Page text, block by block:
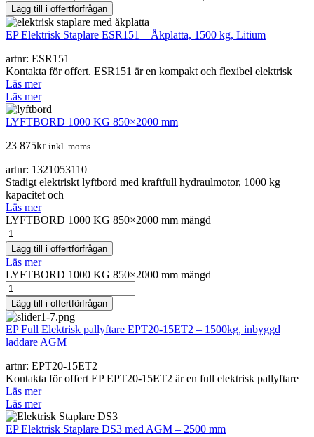
Lägg till i offertförfrågan
EP Elektrisk Staplare ESR151 – Åkplatta, 1500 kg, Litium
artnr: ESR151
Kontakta för offert. ESR151 är en kompakt och flexibel elektrisk
Läs mer
Läs mer
LYFTBORD 1000 KG 850×2000 mm
23 875kr inkl. moms
artnr: 1321053110
Stadigt elektriskt lyftbord med kraftfull hydraulmotor, 1000 kg
kapacitet och
Läs mer
LYFTBORD 1000 KG 850×2000 mm mängd
Lägg till i offertförfrågan
Läs mer
LYFTBORD 1000 KG 850×2000 mm mängd
Lägg till i offertförfrågan
EP Full Elektrisk pallyftare EPT20-15ET2 – 1500kg, inbyggd
laddare AGM
artnr: EPT20-15ET2
Kontakta för offert EP EPT20-15ET2 är en full elektrisk pallyftare
Läs mer
Läs mer
EP Elektrisk Staplare DS3 med AGM – 2500 mm